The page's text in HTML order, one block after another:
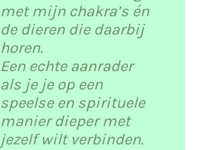
met mijn chakra’s én
de dieren die daarbij
horen.
Een echte aanrader
als je je op een
speelse en spirituele
manier dieper met
jezelf wilt verbinden.